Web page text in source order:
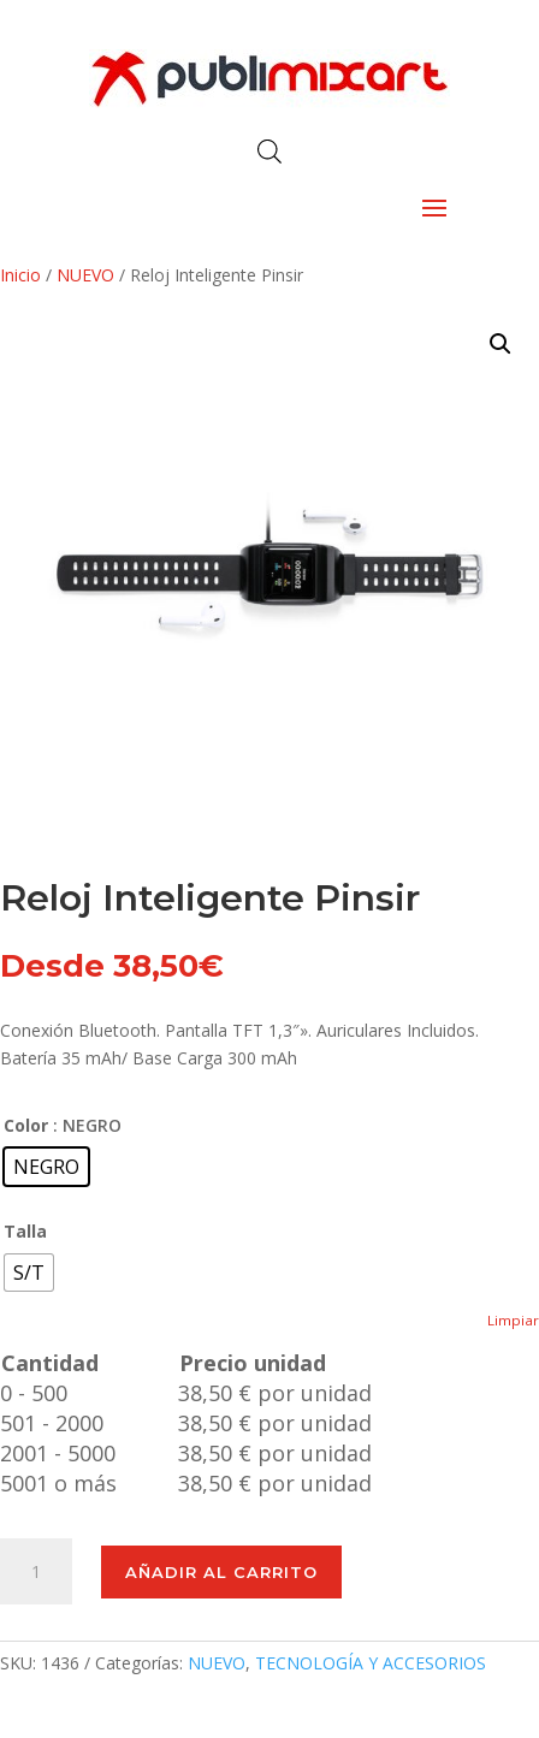
Inicio / NUEVO / Reloj Inteligente Pinsir
Reloj Inteligente Pinsir
Desde 38,50€
Conexión Bluetooth. Pantalla TFT 1,3″». Auriculares Incluidos.
Batería 35 mAh/ Base Carga 300 mAh
Color : NEGRO
NEGRO
Talla
S/T
Limpiar
Cantidad
Precio unidad
0 - 500
38,50 € por unidad
501 - 2000
38,50 € por unidad
2001 - 5000
38,50 € por unidad
5001 o más
38,50 € por unidad
Inteligente
AÑADIR AL CARRITO
SKU: 1436 Categorías: NUEVO, TECNOLOGÍA Y ACCESORIOS